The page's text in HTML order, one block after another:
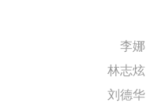
李娜
林志炫
刘德华